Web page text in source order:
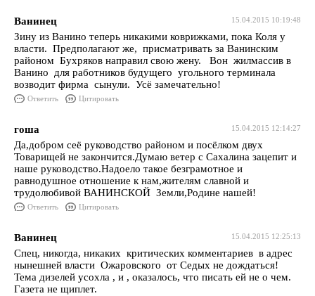
15.04.2015 10:19:48
Ванинец
Зину из Ванино теперь никакими коврижками, пока Коля у
власти. Предполагают же, присматривать за Ванинским
районом Бухряков направил свою жену. Вон жилмассив в
Ванино для работников будущего угольного терминала
возводит фирма сынули. Усё замечательно!
Ответить Цитировать
15.04.2015 12:14:27
гоша
Да,добром сеё руководство районом и посёлком двух
Товарищей не закончится.Думаю ветер с Сахалина зацепит и
наше руководство.Надоело такое безграмотное и
равнодушное отношение к нам,жителям славной и
трудолюбивой ВАНИНСКОЙ Земли,Родине нашей!
Ответить Цитировать
15.04.2015 12:25:13
Ванинец
Спец, никогда, никаких критических комментариев в адрес
нынешней власти Ожаровского от Седых не дождаться!
Тема дизелей усохла , и , оказалось, что писать ей не о чем.
Газета не щиплет.